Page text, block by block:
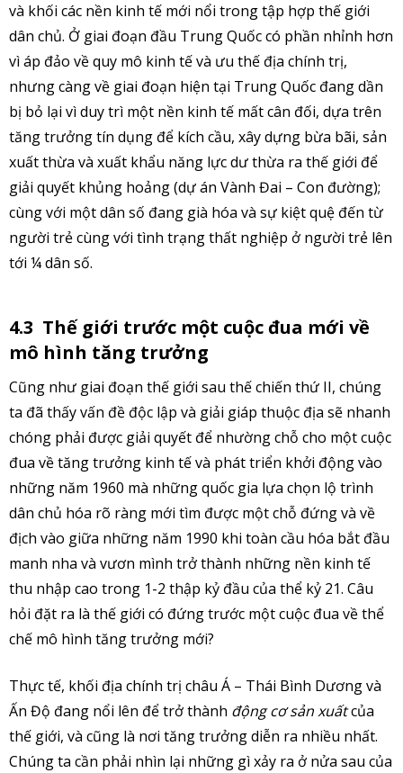
và khối các nền kinh tế mới nổi trong tập hợp thế giới
dân chủ. Ở giai đoạn đầu Trung Quốc có phần nhỉnh hơn
vì áp đảo về quy mô kinh tế và ưu thế địa chính trị,
nhưng càng về giai đoạn hiện tại Trung Quốc đang dần
bị bỏ lại vì duy trì một nền kinh tế mất cân đối, dựa trên
tăng trưởng tín dụng để kích cầu, xây dựng bừa bãi, sản
xuất thừa và xuất khẩu năng lực dư thừa ra thế giới để
giải quyết khủng hoảng (dự án Vành Đai – Con đường);
cùng với một dân số đang già hóa và sự kiệt quệ đến từ
người trẻ cùng với tình trạng thất nghiệp ở người trẻ lên
tới ¼ dân số.
4.3 Thế giới trước một cuộc đua mới về
mô hình tăng trưởng
Cũng như giai đoạn thế giới sau thế chiến thứ II, chúng
ta đã thấy vấn đề độc lập và giải giáp thuộc địa sẽ nhanh
chóng phải được giải quyết để nhường chỗ cho một cuộc
đua về tăng trưởng kinh tế và phát triển khởi động vào
những năm 1960 mà những quốc gia lựa chọn lộ trình
dân chủ hóa rõ ràng mới tìm được một chỗ đứng và về
địch vào giữa những năm 1990 khi toàn cầu hóa bắt đầu
manh nha và vươn mình trở thành những nền kinh tế
thu nhập cao trong 1-2 thập kỷ đầu của thể kỷ 21. Câu
hỏi đặt ra là thế giới có đứng trước một cuộc đua về thể
chế mô hình tăng trưởng mới?
Thực tế, khối địa chính trị châu Á – Thái Bình Dương và
Ấn Độ đang nổi lên để trở thành động cơ sản xuấtcủa
thế giới, và cũng là nơi tăng trưởng diễn ra nhiều nhất.
Chúng ta cần phải nhìn lại những gì xảy ra ở nửa sau của